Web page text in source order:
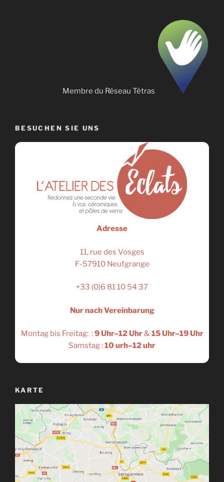
Membre du Réseau Tétras
BESUCHEN SIE UNS
Adresse
11, rue des Vosges
F-57910 Neufgrange
+33 (0)6 81 10 54 37
Nur nach Vereinbarung
Montag bis Freitag: :9 Uhr–12 Uhr&15 Uhr–19 Uhr
Samstag :10 urh–12 uhr
KARTE